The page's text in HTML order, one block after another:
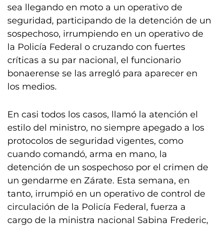
sea llegando en moto a un operativo de
seguridad, participando de la detención de un
sospechoso, irrumpiendo en un operativo de
la Policía Federal o cruzando con fuertes
críticas a su par nacional, el funcionario
bonaerense se las arregló para aparecer en
los medios.
En casi todos los casos, llamó la atención el
estilo del ministro, no siempre apegado a los
protocolos de seguridad vigentes, como
cuando comandó, arma en mano, la
detención de un sospechoso por el crimen de
un gendarme en Zárate. Esta semana, en
tanto, irrumpió en un operativo de control de
circulación de la Policía Federal, fuerza a
cargo de la ministra nacional Sabina Frederic,